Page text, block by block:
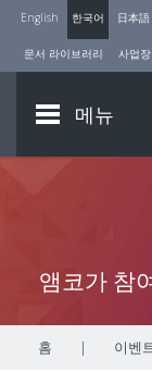
English 한국어 日本語
문서 라이브러리 사업
메뉴
앰코가 참
홈 | 이벤